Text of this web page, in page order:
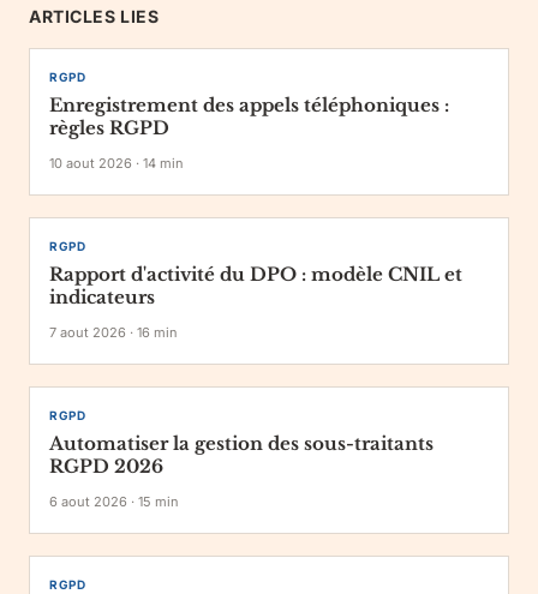
ARTICLES LIES
RGPD
Enregistrement des appels téléphoniques :
règles RGPD
10 aout 2026 · 14 min
RGPD
Rapport d'activité du DPO : modèle CNIL et
indicateurs
7 aout 2026 · 16 min
RGPD
Automatiser la gestion des sous-traitants
RGPD 2026
6 aout 2026 · 15 min
RGPD